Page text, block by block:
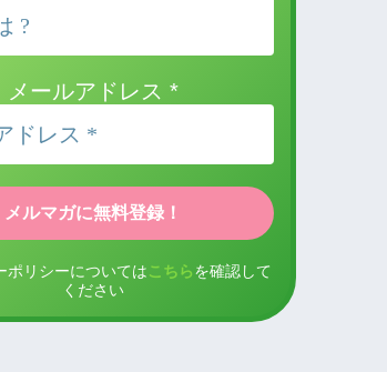
メールアドレス*
ポリシーについてはこちら を確認して
ください